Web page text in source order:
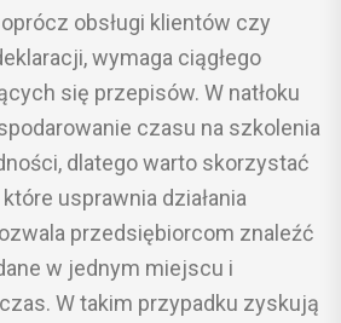
obsługi klientów czy
wymaga ciągłego
się przepisów. W natłoku
czasu na szkolenia
dlatego warto skorzystać
usprawnia działania
przedsiębiorcom znaleźć
w jednym miejscu i
W takim przypadku zyskują